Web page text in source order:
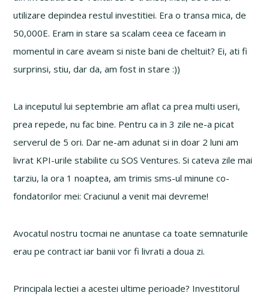
utilizare depindea restul investitiei. Era o transa mica, de
50,000E. Eram in stare sa scalam ceea ce faceam in
momentul in care aveam si niste bani de cheltuit? Ei, ati fi
surprinsi, stiu, dar da, am fost in stare :))
La inceputul lui septembrie am aflat ca prea multi useri,
prea repede, nu fac bine. Pentru ca in 3 zile ne-a picat
serverul de 5 ori. Dar ne-am adunat si in doar 2 luni am
livrat KPI-urile stabilite cu SOS Ventures. Si cateva zile mai
tarziu, la ora 1 noaptea, am trimis sms-ul minune co-
fondatorilor mei: Craciunul a venit mai devreme!
Avocatul nostru tocmai ne anuntase ca toate semnaturile
erau pe contract iar banii vor fi livrati a doua zi.
Principala lectiei a acestei ultime perioade? Investitorul